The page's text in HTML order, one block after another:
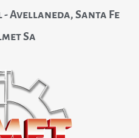
Avellaneda, Santa Fe
Sa